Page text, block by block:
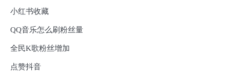
小红书收藏
QQ音乐怎么刷粉丝量
全民K歌粉丝增加
点赞抖音